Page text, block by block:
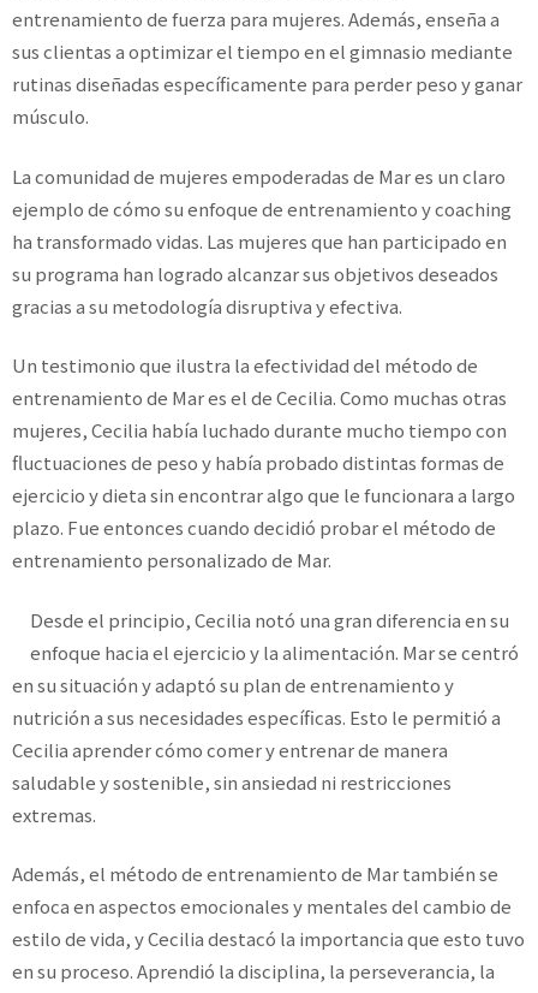
entrenamiento de fuerza para mujeres. Además, enseña a
sus clientas a optimizar el tiempo en el gimnasio mediante
rutinas diseñadas específicamente para perder peso y ganar
músculo.
La comunidad de mujeres empoderadas de Mar es un claro
ejemplo de cómo su enfoque de entrenamiento y coaching
ha transformado vidas. Las mujeres que han participado en
su programa han logrado alcanzar sus objetivos deseados
gracias a su metodología disruptiva y efectiva.
Un testimonio que ilustra la efectividad del método de
entrenamiento de Mar es el de Cecilia. Como muchas otras
mujeres, Cecilia había luchado durante mucho tiempo con
fluctuaciones de peso y había probado distintas formas de
ejercicio y dieta sin encontrar algo que le funcionara a largo
plazo. Fue entonces cuando decidió probar el método de
entrenamiento personalizado de Mar.
Desde el principio, Cecilia notó una gran diferencia en su
enfoque hacia el ejercicio y la alimentación. Mar se centró
en su situación y adaptó su plan de entrenamiento y
nutrición a sus necesidades específicas. Esto le permitió a
Cecilia aprender cómo comer y entrenar de manera
saludable y sostenible, sin ansiedad ni restricciones
extremas.
Además, el método de entrenamiento de Mar también se
enfoca en aspectos emocionales y mentales del cambio de
estilo de vida, y Cecilia destacó la importancia que esto tuvo
en su proceso. Aprendió la disciplina, la perseverancia, la